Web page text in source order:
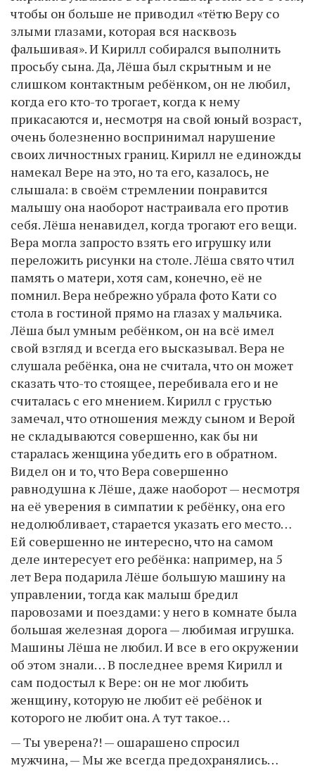
чтобы он больше не приводил «тётю Веру со
злыми глазами, которая вся насквозь
фальшивая». И Кирилл собирался выполнить
просьбу сына. Да, Лёша был скрытным и не
слишком контактным ребёнком, он не любил,
когда его кто-то трогает, когда к нему
прикасаются и, несмотря на свой юный возраст,
очень болезненно воспринимал нарушение
своих личностных границ. Кирилл не единожды
намекал Вере на это, но та его, казалось, не
слышала: в своём стремлении понравится
малышу она наоборот настраивала его против
себя. Лёша ненавидел, когда трогают его вещи.
Вера могла запросто взять его игрушку или
переложить рисунки на столе. Лёша свято чтил
память о матери, хотя сам, конечно, её не
помнил. Вера небрежно убрала фото Кати со
стола в гостиной прямо на глазах у мальчика.
Лёша был умным ребёнком, он на всё имел
свой взгляд и всегда его высказывал. Вера не
слушала ребёнка, она не считала, что он может
сказать что-то стоящее, перебивала его и не
считалась с его мнением. Кирилл с грустью
замечал, что отношения между сыном и Верой
не складываются совершенно, как бы ни
старалась женщина убедить его в обратном.
Видел он и то, что Вера совершенно
равнодушна к Лёше, даже наоборот — несмотря
на её уверения в симпатии к ребёнку, она его
недолюбливает, старается указать его место…
Ей совершенно не интересно, что на самом
деле интересует его ребёнка: например, на 5
лет Вера подарила Лёше большую машину на
управлении, тогда как малыш бредил
паровозами и поездами: у него в комнате была
большая железная дорога — любимая игрушка.
Машины Лёша не любил. И все в его окружении
об этом знали… В последнее время Кирилл и
сам подостыл к Вере: он не мог любить
женщину, которую не любит её ребёнок и
которого не любит она. А тут такое…
— Ты уверена?! — ошарашено спросил
мужчина, — Мы же всегда предохранялись…